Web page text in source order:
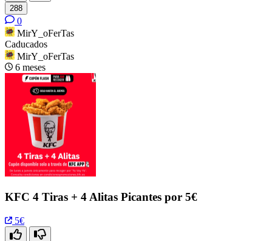
288
0
MirY_oFerTas
Caducados
MirY_oFerTas
6 meses
KFC 4 Tiras + 4 Alitas Picantes por 5€
5€